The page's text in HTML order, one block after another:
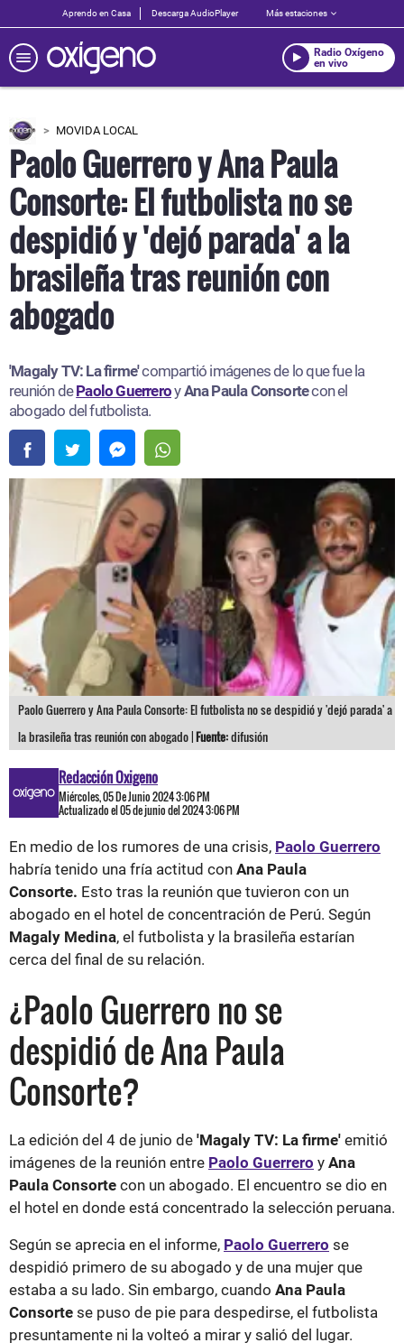
Aprendo en Casa Descarga AudioPlayer Más estaciones
Radio Oxígeno
en vivo
MOVIDA LOCAL
Paolo Guerrero y Ana Paula
Consorte: El futbolista no se
despidió y 'dejó parada' a la
brasileña tras reunión con
abogado
'Magaly TV: La firme'compartió imágenes de lo que fue la
reunión de Paolo GuerreroyAna Paula Consortecon el
abogado del futbolista.
Paolo Guerrero y Ana Paula Consorte: El futbolista no se despidió y 'dejó parada' a
la brasileña tras reunión con abogado |Fuente:difusión
Redacción Oxigeno
Miércoles, 05 De Junio 2024 3:06 PM
Actualizado el 05 de junio del 2024 3:06 PM
En medio de los rumores de una crisis, Paolo Guerrero
habría tenido una fría actitud con Ana Paula
Consorte. Esto tras la reunión que tuvieron con un
abogado en el hotel de concentración de Perú. Según
Magaly Medina, el futbolista y la brasileña estarían
cerca del final de su relación.
¿Paolo Guerrero no se
despidió de Ana Paula
Consorte?
La edición del 4 de junio de 'Magaly TV: La firme' emitió
imágenes de la reunión entre Paolo Guerrero y Ana
Paula Consorte con un abogado. El encuentro se dio en
el hotel en donde está concentrado la selección peruana.
Según se aprecia en el informe, Paolo Guerrero se
despidió primero de su abogado y de una mujer que
estaba a su lado. Sin embargo, cuando Ana Paula
Consorte se puso de pie para despedirse, el futbolista
presuntamente ni la volteó a mirar y salió del lugar.